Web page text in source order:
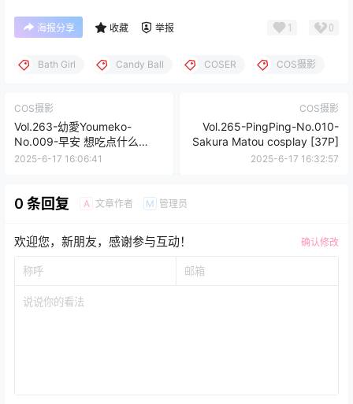
海报分享 收藏 举报 1 0
Bath Girl Candy Ball COSER COS摄影
COS摄影
Vol.263-幼愛Youmeko-
No.009-早安 想吃点什么
[28P]
2025-6-17 16:06:41
COS摄影
Vol.265-PingPing-No.010-
Sakura Matou cosplay [37P]
2025-6-17 16:32:57
0 条回复 A 文章作者 M 管理员
欢迎您，新朋友，感谢参与互动！ 确认修改